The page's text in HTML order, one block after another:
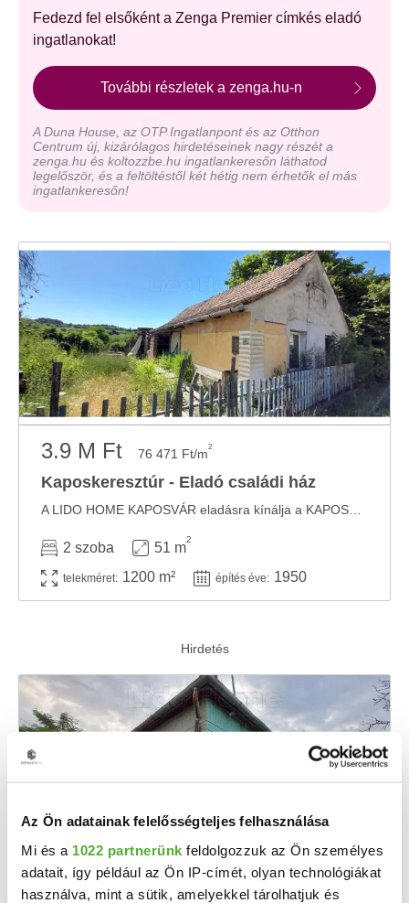
Az Ön adatainak felelősségteljes felhasználása
Mi és a 1022 partnerünk feldolgozzuk az Ön személyes
adatait, így például az Ön IP-címét, olyan technológiákat
használva, mint a sütik, amelyekkel tárolhatjuk és
Fedezd fel elsőként a Zenga Premier címkés eladó
ingatlanokat!
További részletek a zenga.hu-n
A Duna House, az OTP Ingatlanpont és az Otthon
Centrum új, kizárólagos hirdetéseinek nagy részét a
zenga.hu és koltozzbe.hu ingatlankeresőn láthatod
legelőször, és a feltöltéstől két hétig nem érhetők el más
ingatlankeresőn!
3.9 M Ft 76 471 Ft/m2
Kaposkeresztúr - Eladó családi ház
2 szoba 51 m
2
telekméret: 1200 m² építés éve: 1950
13.5 M Ft 162 651 Ft/m2